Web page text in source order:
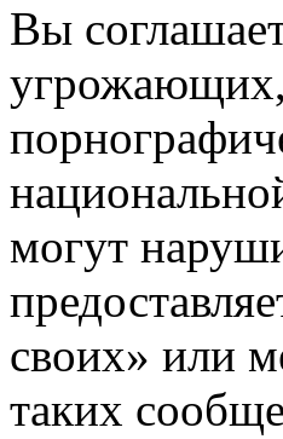
Вы
угрожающих,
могут
своих» или
таких